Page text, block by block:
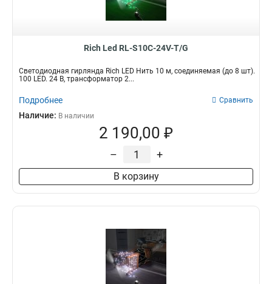
Rich Led RL-S10C-24V-T/G
Светодиодная гирлянда Rich LED Нить 10 м, соединяемая (до 8 шт).
100 LED. 24 B, трансформатор 2...
Подробнее Сравнить
Наличие: В наличии
2 190,00 ₽
– +
В корзину